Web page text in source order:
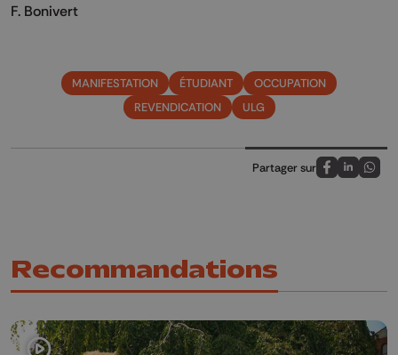
F. Bonivert
MANIFESTATION ÉTUDIANT
OCCUPATION
REVENDICATION
ULG
Partager sur
Partagez sur
Partagez
Recommandations